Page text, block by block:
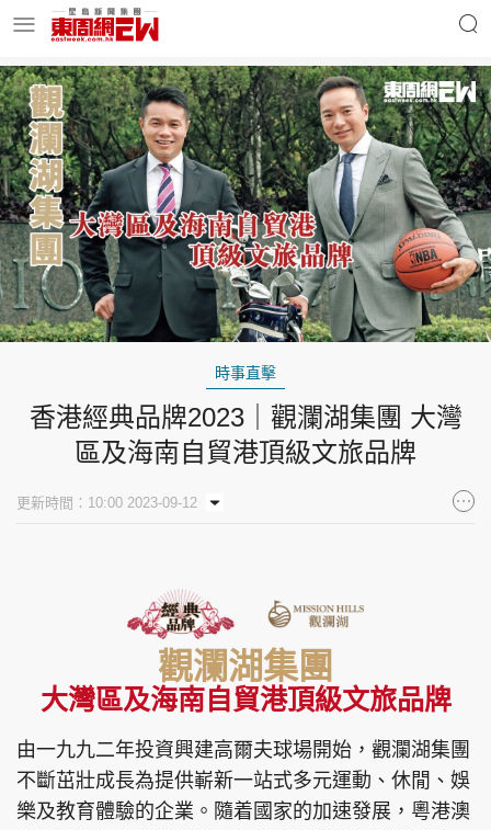
明星名人 時事財經
東周Ladies 優享生活
東周食玩通 會員活動
玄學靈異 東周專欄
東周刊 cazbuyer
PCM 電腦廣場 星島頭條 星島日報
時事直擊
香港經典品牌2023｜觀瀾湖集團 大灣
區及海南自貿港頂級文旅品牌
更新時間：10:00 2023-09-12
觀瀾湖集團
大灣區及海南自貿港頂級文旅品牌
由一九九二年投資興建高爾夫球場開始，觀瀾湖集團
不斷茁壯成長為提供嶄新一站式多元運動、休閒、娛
樂及教育體驗的企業。隨着國家的加速發展，粵港澳